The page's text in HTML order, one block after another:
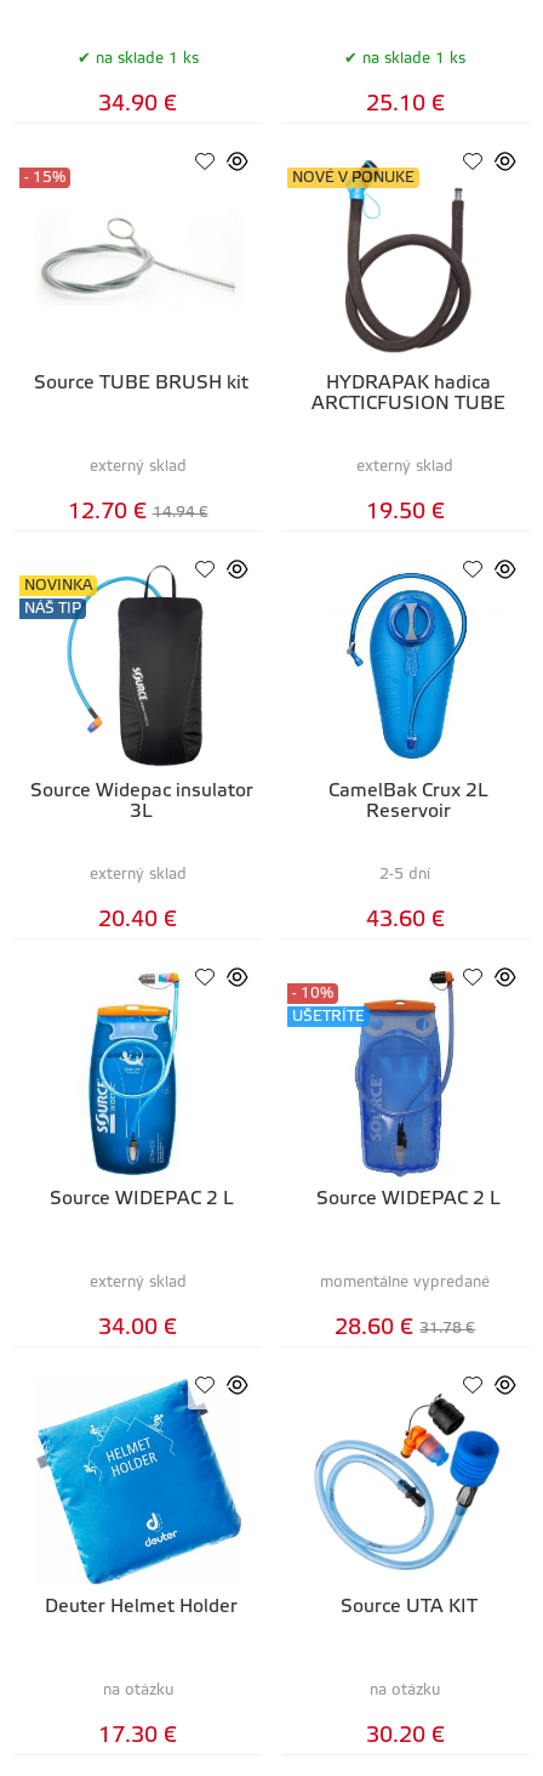
na sklade 1 ks
34.90 €
na sklade 1 ks
25.10 €
Source TUBE BRUSH kit
- 15%
externý sklad
12.70 € 14.94 €
HYDRAPAK hadica
ARCTICFUSION TUBE
NOVÉ V PONUKE
externý sklad
19.50 €
Source Widepac insulator
3L
NOVINKA
NÁŠ TIP
externý sklad
20.40 €
CamelBak Crux 2L
Reservoir
2-5 dní
43.60 €
Source WIDEPAC 2 L
externý sklad
34.00 €
Source WIDEPAC 2 L
- 10%
UŠETRÍTE
momentálne vypredané
28.60 € 31.78 €
Deuter Helmet Holder
na otázku
17.30 €
Source UTA KIT
na otázku
30.20 €